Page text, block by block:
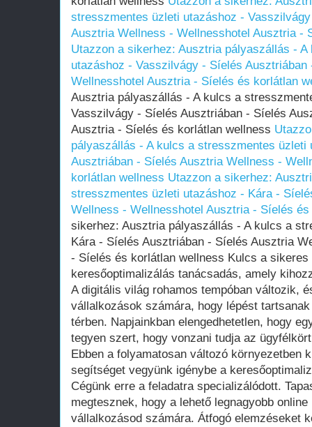
stresszmentes üzleti utazáshoz -
Ausztria Wellness - Wellnesshotel Ausztria -
Utazzon a sikerhez: Ausztria pályaszállás -
utazáshoz - Vasszilvágy - Síelés
Wellnesshotel Ausztria - Síelés és korlátlan
Ausztria pályaszállás - A kulcs a
Vasszilvágy - Síelés Ausztriában - Síelés
Ausztria - Síelés és korlátlan wellness
pályaszállás - A kulcs a stresszmentes üzleti
Ausztriában - Síelés Ausztria Wellness -
korlátlan wellness Utazzon a sikerhez:
stresszmentes üzleti utazáshoz - Kára -
Wellness - Wellnesshotel Ausztria - Síelés
sikerhez: Ausztria pályaszállás - A kulcs a
Kára - Síelés Ausztriában - Síelés Ausztria
- Síelés és korlátlan wellness Kulcs a sikeres
keresőoptimalizálás tanácsadás, amely
A digitális világ rohamos tempóban változik,
vállalkozások számára, hogy lépést
térben. Napjainkban elengedhetetlen, hogy
tegyen szert, hogy vonzani tudja az
Ebben a folyamatosan változó környezetben
segítséget vegyünk igénybe a
Cégünk erre a feladatra specializálódott.
megtesznek, hogy a lehető legnagyobb
vállalkozásod számára. Átfogó elemzéseket